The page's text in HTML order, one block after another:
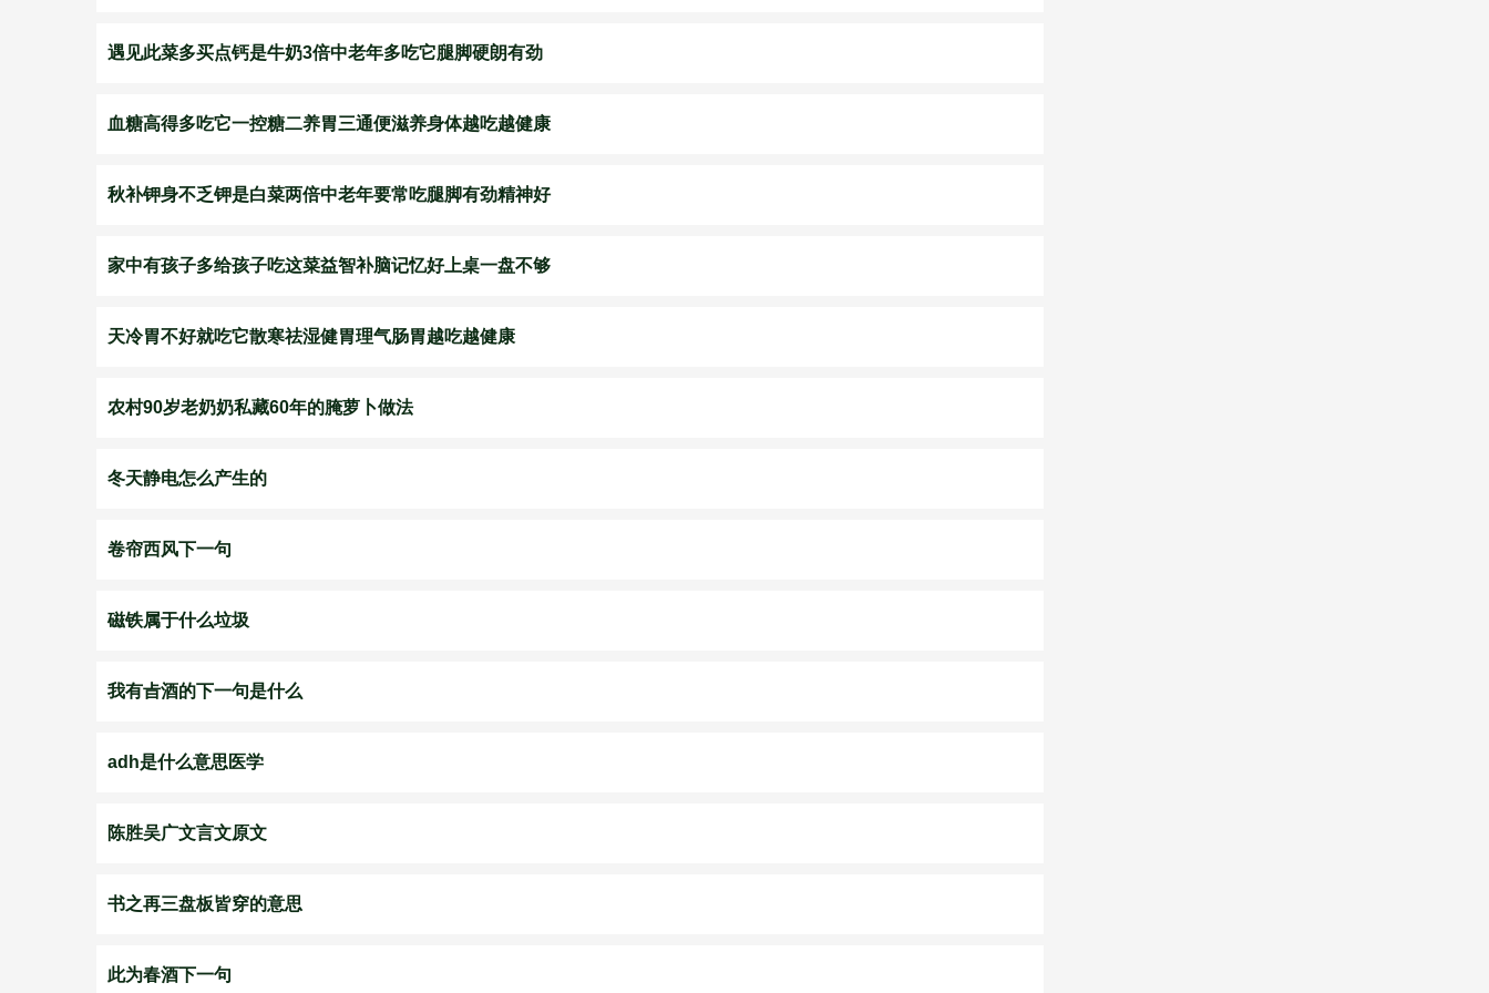
遇见此菜多买点钙是牛奶3倍中老年多吃它腿脚硬朗有劲
血糖高得多吃它一控糖二养胃三通便滋养身体越吃越健康
秋补钾身不乏钾是白菜两倍中老年要常吃腿脚有劲精神好
家中有孩子多给孩子吃这菜益智补脑记忆好上桌一盘不够
天冷胃不好就吃它散寒祛湿健胃理气肠胃越吃越健康
农村90岁老奶奶私藏60年的腌萝卜做法
冬天静电怎么产生的
卷帘西风下一句
磁铁属于什么垃圾
我有㫖酒的下一句是什么
adh是什么意思医学
陈胜吴广文言文原文
书之再三盘板皆穿的意思
此为春酒下一句